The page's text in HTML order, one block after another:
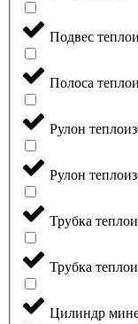
Подвес
Полоса
Рулон
Рулон
Трубка
Трубка
Цилиндр